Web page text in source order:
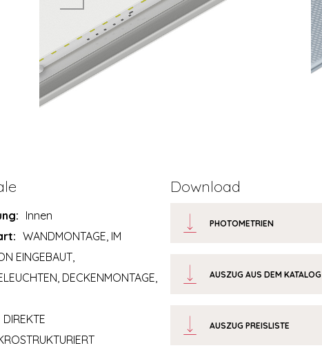
Innen
WANDMONTAGE, IM
EINGEBAUT,
DECKENMONTAGE,
DIREKTE
Download
PHOTOMETRIEN
AUSZUG AUS DEM KATALOG
AUSZUG PREISLISTE